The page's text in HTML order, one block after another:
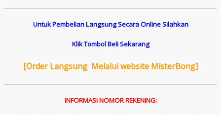
Untuk Pembelian Langsung Secara Online Silahkan
Klik Tombol Beli Sekarang
[Order Langsung Melalui website MisterBong]
INFORMASI NOMOR REKENING: